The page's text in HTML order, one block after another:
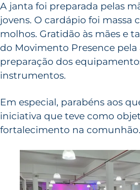
A janta foi preparada pelas
jovens. O cardápio foi massa
molhos. Gratidão às mães e
do Movimento Presence pela
preparação dos
instrumentos.
Em especial, parabéns aos
iniciativa que teve como
fortalecimento na comunhão.